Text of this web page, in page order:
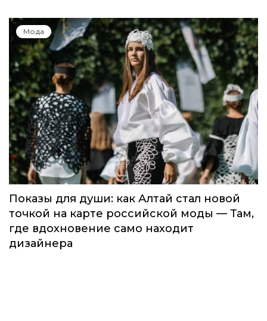
Мода
Показы для души: как Алтай стал новой
точкой на карте российской моды — Там,
где вдохновение само находит
дизайнера